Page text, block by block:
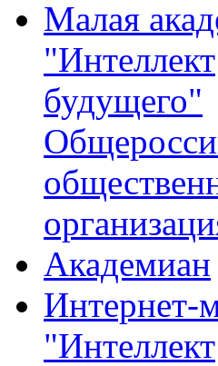
Малая
"Интеллект
будущего"
Академиан
"Интеллект